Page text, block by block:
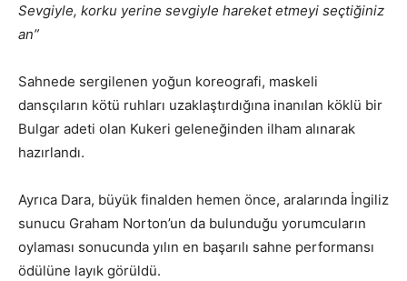
Sevgiyle, korku yerine sevgiyle hareket etmeyi seçtiğiniz
an”
Sahnede sergilenen yoğun koreografi, maskeli
dansçıların kötü ruhları uzaklaştırdığına inanılan köklü bir
Bulgar adeti olan Kukeri geleneğinden ilham alınarak
hazırlandı.
Ayrıca Dara, büyük finalden hemen önce, aralarında İngiliz
sunucu Graham Norton’un da bulunduğu yorumcuların
oylaması sonucunda yılın en başarılı sahne performansı
ödülüne layık görüldü.